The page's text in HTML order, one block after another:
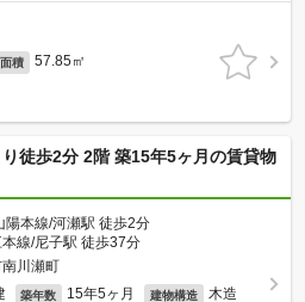
積 57.85㎡
徒歩2分 2階 築15年5ヶ月の賃貸物
陽本線/河瀬駅 徒歩2分
線/尼子駅 徒歩37分
川瀬町
築年数 15年5ヶ月 建物構造 木造